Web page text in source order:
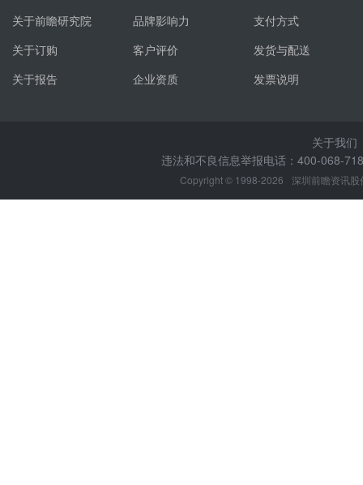
关于前瞻研究院
关于订购
关于报告
品牌影响力
客户评价
企业资质
支付方式
发货与配送
发票说明
关于我们
违法和不良信息举报电话：400-068-
Copyright © 1998-2026 深圳前瞻资讯股